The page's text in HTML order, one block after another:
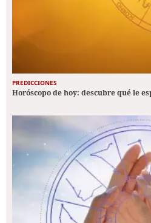
PREDICCIONES
Horóscopo de hoy: descubre qué le